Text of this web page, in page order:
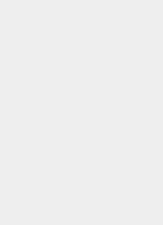
意纸品设计
工制作教程